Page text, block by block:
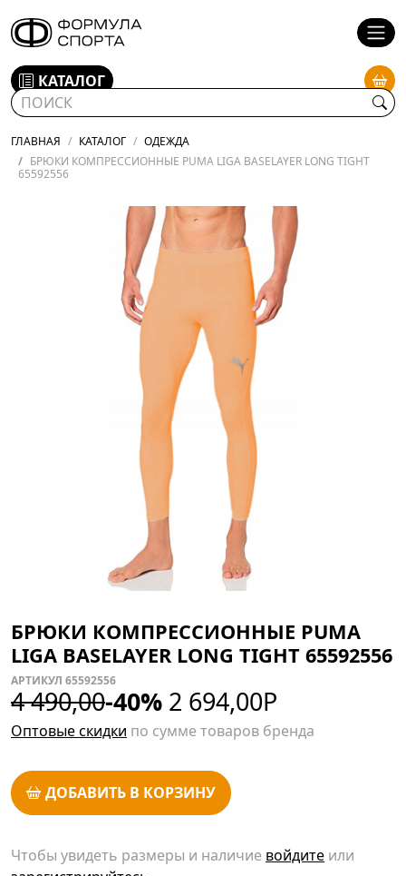
КАТАЛОГ
ГЛАВНАЯ КАТАЛОГ
ОДЕЖДА
БРЮКИ КОМПРЕССИОННЫЕ PUMA LIGA BASELAYER LONG TIGHT
65592556
БРЮКИ КОМПРЕССИОННЫЕ PUMA
LIGA BASELAYER LONG TIGHT 65592556
АРТИКУЛ 65592556
4 490,00-40% 2 694,00Р
Оптовые скидки по сумме товаров бренда
ДОБАВИТЬ В КОРЗИНУ
Чтобы увидеть размеры и наличие войдите или